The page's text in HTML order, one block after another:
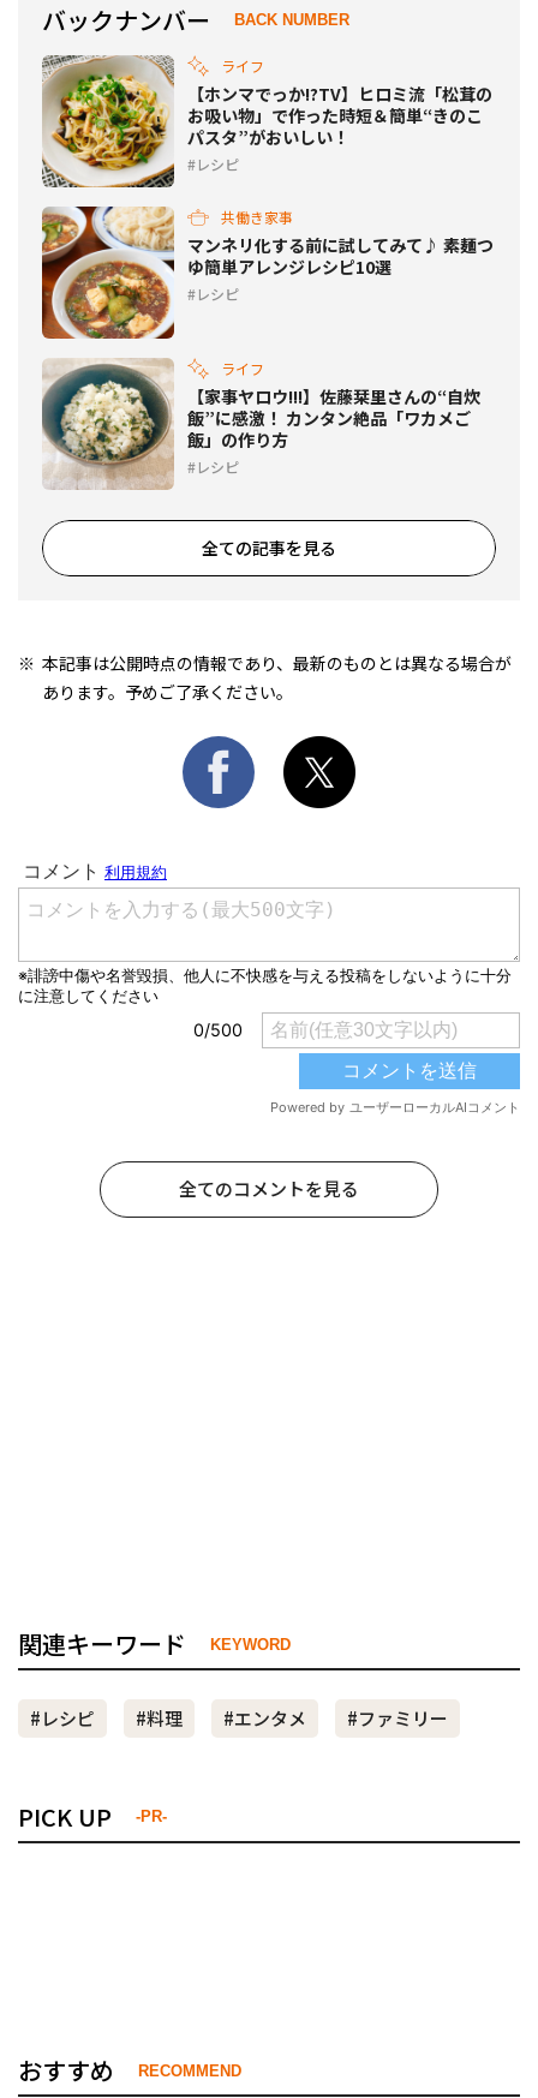
バックナンバー BACK NUMBER
ライフ
【ホンマでっか!?TV】ヒロミ流「松茸の
お吸い物」で作った時短＆簡単“きのこ
パスタ”がおいしい！
レシピ
共働き家事
マンネリ化する前に試してみて♪ 素麺つ
ゆ簡単アレンジレシピ10選
レシピ
ライフ
【家事ヤロウ!!!】佐藤栞里さんの“自炊
飯”に感激！ カンタン絶品「ワカメご
飯」​​の作り方
レシピ
全ての記事を見る
本記事は公開時点の情報であり、最新のものとは異なる場合が
あります。予めご了承ください。
全てのコメントを見る
関連キーワード KEYWORD
#レシピ #料理 #エンタメ #ファミリー
PICK UP -PR-
おすすめ RECOMMEND